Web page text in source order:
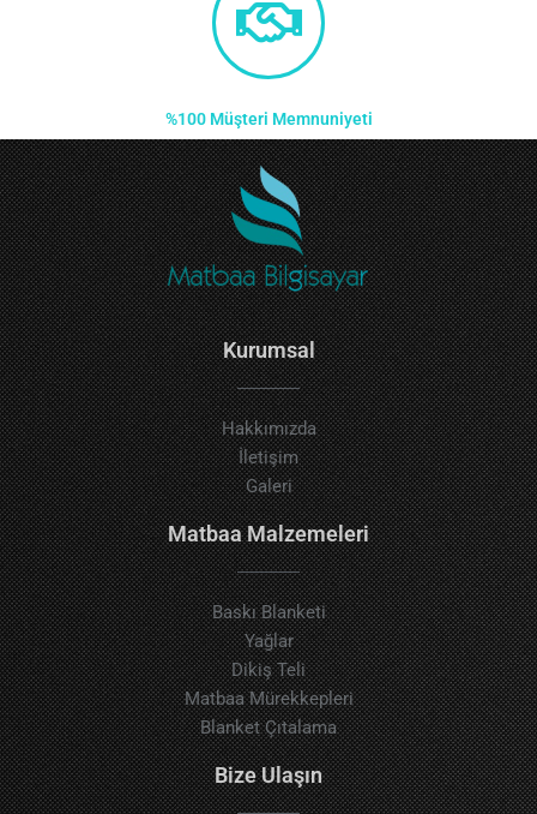
%100 Müşteri Memnuniyeti
Kurumsal
Hakkımızda
İletişim
Galeri
Matbaa Malzemeleri
Baskı Blanketi
Yağlar
Dikiş Teli
Matbaa Mürekkepleri
Blanket Çıtalama
Bize Ulaşın